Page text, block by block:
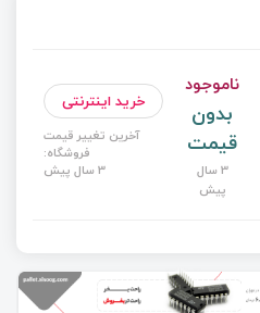
ناموجود
بدون
قیمت
3 سال
پیش
خرید اینترنتی
آخرین تغییر قیمت
فروشگاه:
3 سال پیش